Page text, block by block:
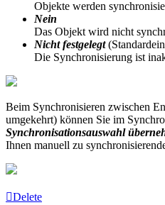
Objekte werden
Nein
Das Objekt wird nicht
Nicht festgelegt
Die Synchronisierung ist
Beim Synchronisieren zwischen
umgekehrt) können Sie im
Synchronisationsauswahl
Ihnen manuell zu
Delete